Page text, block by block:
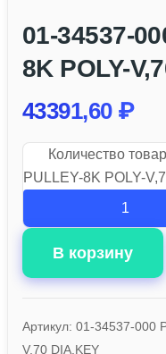
01-34537-
8K POLY-
43391,60 ₽
Количество
PULLEY-8K POLY-
В корзину
Артикул: 01-34537-000
V,70 DIA,KEY